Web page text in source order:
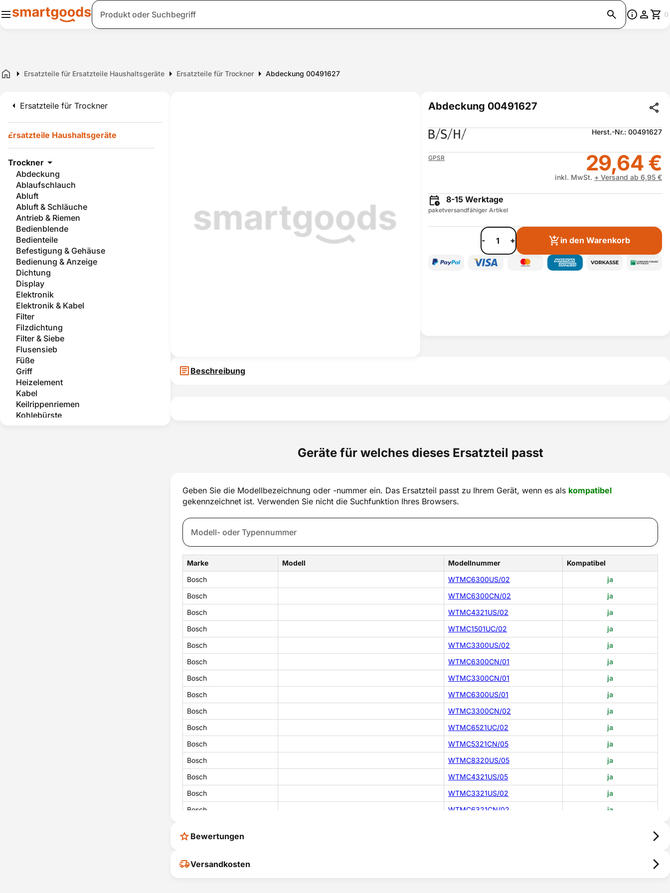
Suche 0
Home Ersatzteile für Ersatzteile Haushaltsgeräte Ersatzteile für Trockner Abdeckung 00491627
Ersatzteile für Trockner
Ersatzteile Haushaltsgeräte
Trockner
Abdeckung
Ablaufschlauch
Abluft
Abluft & Schläuche
Antrieb & Riemen
Bedienblende
Bedienteile
Befestigung & Gehäuse
Bedienung & Anzeige
Dichtung
Display
Elektronik
Elektronik & Kabel
Filter
Filzdichtung
Filter & Siebe
Flusensieb
Füße
Griff
Heizelement
Kabel
Keilrippenriemen
Kohlebürste
Abdeckung 00491627
Herst.-Nr.: 00491627
GPSR 29,64 €
inkl. MwSt. + Versand ab 6,95 €
8-15 Werktage
paketversandfähiger Artikel
- + in den Warenkorb
Beschreibung
Geräte für welches dieses Ersatzteil passt
Geben Sie die Modellbezeichnung oder -nummer ein. Das Ersatzteil passt zu Ihrem Gerät, wenn es als kompatibel
gekennzeichnet ist. Verwenden Sie nicht die Suchfunktion Ihres Browsers.
Marke Modell Modellnummer
Kompatibel
Bosch
WTMC6300US/02
ja
Bosch
WTMC6300CN/02
ja
Bosch
WTMC4321US/02
ja
Bosch
WTMC1501UC/02
ja
Bosch
WTMC3300US/02
ja
Bosch
WTMC6300CN/01
ja
Bosch
WTMC3300CN/01
ja
Bosch
WTMC6300US/01
ja
Bosch
WTMC3300CN/02
ja
Bosch
WTMC6521UC/02
ja
Bosch
WTMC5321CN/05
ja
Bosch
WTMC8320US/05
ja
Bosch
WTMC4321US/05
ja
Bosch
WTMC3321US/02
ja
Bosch
WTMC6321CN/02
ja
Bosch
Bosch
Bewertungen
Ihr Feedback hilft uns, uns ständig zu
Versandkosten